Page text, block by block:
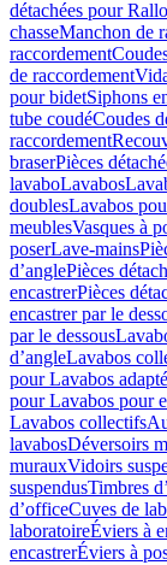
détachées pour
chasseManchon de
raccordement
de raccordement
pour bidetSiphons
tube coudéCoudes
raccordement
braserPièces
lavaboLavabos
doublesLavabos
meublesVasques à
poserLave-mains
d’anglePièces
encastrerPièces
encastrer par le
par le dessous
d’angleLavabos
pour Lavabos
pour Lavabos pour
Lavabos collectifs
lavabosDéversoirs
murauxVidoirs
suspendusTimbres
dʼofficeCuves de
laboratoireÉviers à
encastrerÉviers à